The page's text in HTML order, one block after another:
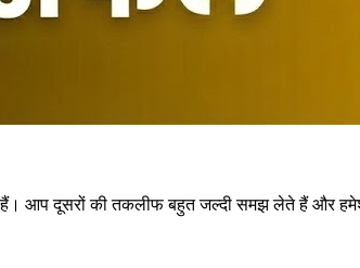
हैं। आप दूसरों की तकलीफ बहुत जल्दी समझ लेते हैं और